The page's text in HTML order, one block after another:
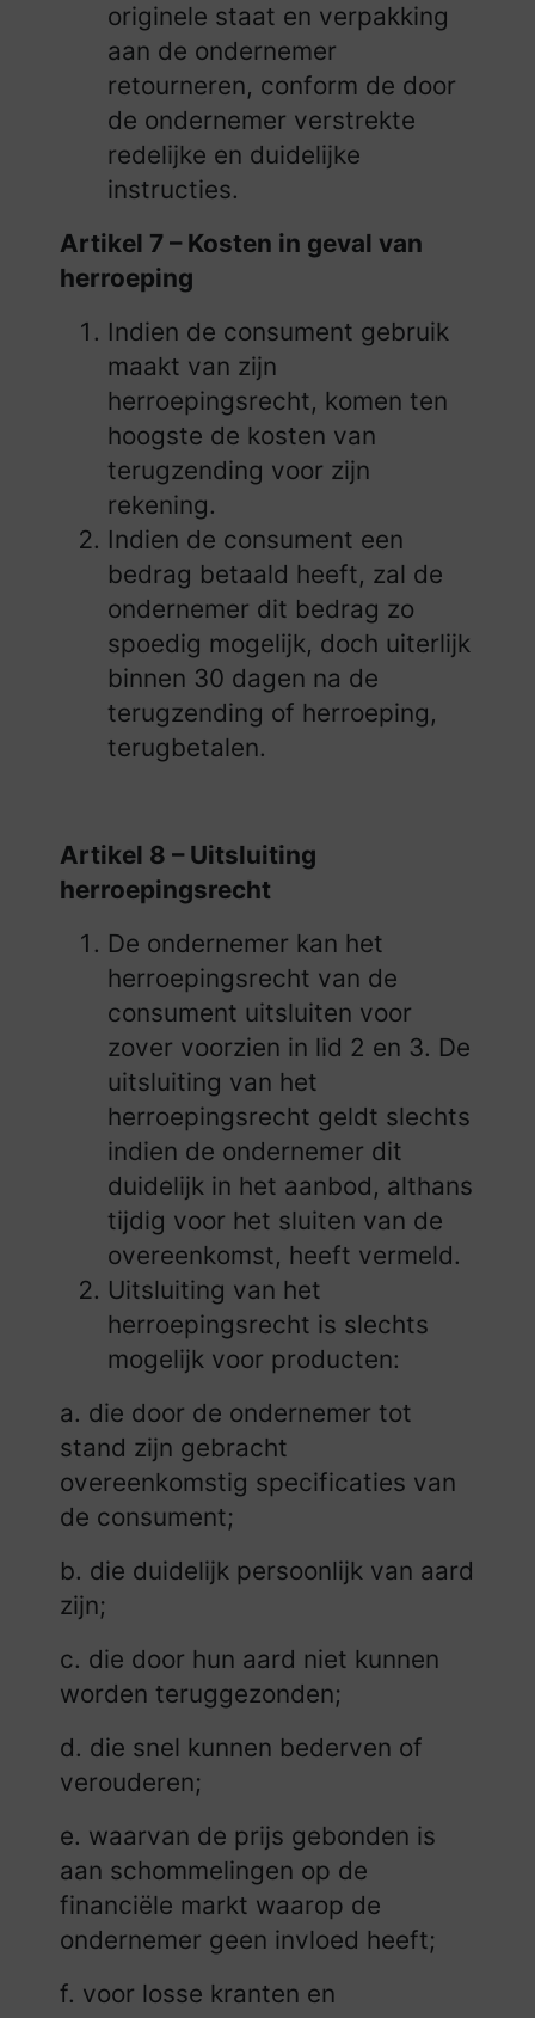
originele staat en verpakking
aan de ondernemer
retourneren, conform de door
de ondernemer verstrekte
redelijke en duidelijke
instructies.
Artikel 7 – Kosten in geval van
herroeping
Indien de consument gebruik
maakt van zijn
herroepingsrecht, komen ten
hoogste de kosten van
terugzending voor zijn
rekening.
Indien de consument een
bedrag betaald heeft, zal de
ondernemer dit bedrag zo
spoedig mogelijk, doch uiterlijk
binnen 30 dagen na de
terugzending of herroeping,
terugbetalen.
Artikel 8 – Uitsluiting
herroepingsrecht
De ondernemer kan het
herroepingsrecht van de
consument uitsluiten voor
zover voorzien in lid 2 en 3. De
uitsluiting van het
herroepingsrecht geldt slechts
indien de ondernemer dit
duidelijk in het aanbod, althans
tijdig voor het sluiten van de
overeenkomst, heeft vermeld.
Uitsluiting van het
herroepingsrecht is slechts
mogelijk voor producten:
a. die door de ondernemer tot
stand zijn gebracht
overeenkomstig specificaties van
de consument;
b. die duidelijk persoonlijk van aard
zijn;
c. die door hun aard niet kunnen
worden teruggezonden;
d. die snel kunnen bederven of
verouderen;
e. waarvan de prijs gebonden is
aan schommelingen op de
financiële markt waarop de
ondernemer geen invloed heeft;
f. voor losse kranten en